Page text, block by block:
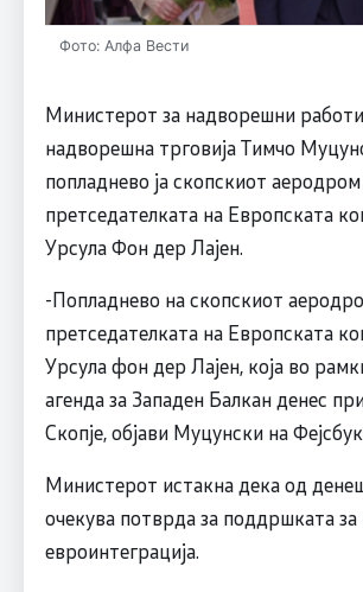
Фото: Алфа Вести
Министерот за надворешни
надворешна трговија Тимчо
попладнево ја скопскиот аеродром
претседателката на Европската
Урсула Фон дер Лајен.
-Попладнево на скопскиот
претседателката на Европската
Урсула фон дер Лајен, која во
агенда за Западен Балкан денес
Скопје, објави Муцунски на
Министерот истакна дека од
очекува потврда за поддршката
евроинтеграција.